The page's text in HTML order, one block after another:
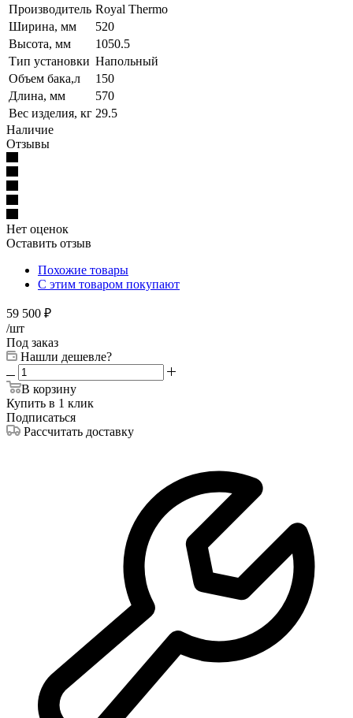
Производитель Royal Thermo
Ширина, мм
520
Высота, мм
1050.5
Тип установки Напольный
Объем бака,л
150
Длина, мм
570
Вес изделия, кг 29.5
Наличие
Отзывы
Нет оценок
Оставить отзыв
Похожие товары
С этим товаром покупают
59 500 ₽
/шт
Под заказ
Нашли дешевле?
В корзину
Купить в 1 клик
Подписаться
Рассчитать доставку